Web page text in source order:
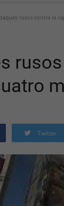
rusos contra la
Twitter